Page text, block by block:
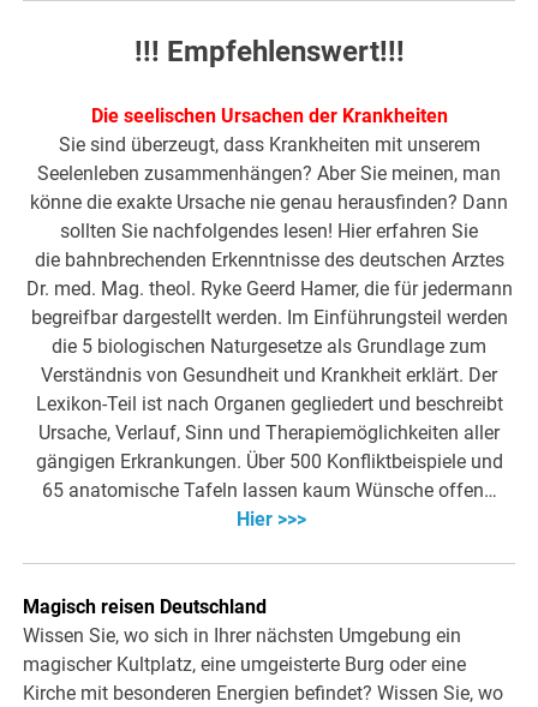
!!! Empfehlenswert!!!
Die seelischen Ursachen der Krankheiten
Sie sind überzeugt, dass Krankheiten mit unserem
Seelenleben zusammenhängen? Aber Sie meinen, man
könne die exakte Ursache nie genau herausfinden? Dann
sollten Sie nachfolgendes lesen! Hier erfahren Sie
die bahnbrechenden Erkenntnisse des deutschen Arztes
Dr. med. Mag. theol. Ryke Geerd Hamer, die für jedermann
begreifbar dargestellt werden. Im Einführungsteil werden
die 5 biologischen Naturgesetze als Grundlage zum
Verständnis von Gesundheit und Krankheit erklärt. Der
Lexikon-Teil ist nach Organen gegliedert und beschreibt
Ursache, Verlauf, Sinn und Therapiemöglichkeiten aller
gängigen Erkrankungen. Über 500 Konfliktbeispiele und
65 anatomische Tafeln lassen kaum Wünsche offen…
Hier >>>
Magisch reisen Deutschland
Wissen Sie, wo sich in Ihrer nächsten Umgebung ein
magischer Kultplatz, eine umgeisterte Burg oder eine
Kirche mit besonderen Energien befindet? Wissen Sie, wo